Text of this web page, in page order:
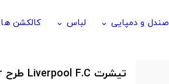
صندل و دمپایی keyboard_arrow_down لباس keyboard_arrow_down کالکشن ها
تیشرت Liverpool F.C طرح Roberto Firmino - Sí Señor